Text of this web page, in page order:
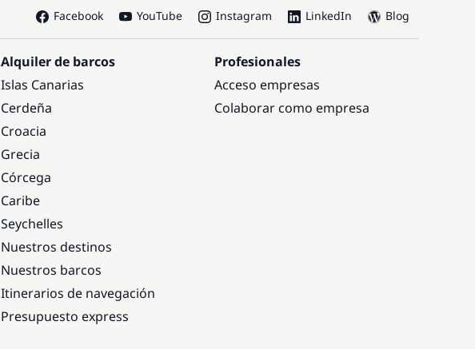
Facebook YouTube Instagram LinkedIn Blog
Alquiler de barcos
Islas Canarias
Cerdeña
Croacia
Grecia
Córcega
Caribe
Seychelles
Nuestros destinos
Nuestros barcos
Itinerarios de navegación
Presupuesto express
Profesionales
Acceso empresas
Colaborar como empresa